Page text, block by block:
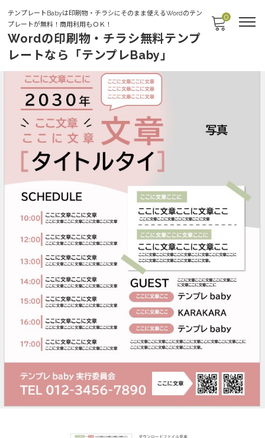
テンプレートBabyは印刷物・チラシにそのまま使えるWordのテン
プレートが無料！商用利用もＯＫ！
Wordの印刷物・チラシ無料テンプ
レートなら「テンプレBaby」
0